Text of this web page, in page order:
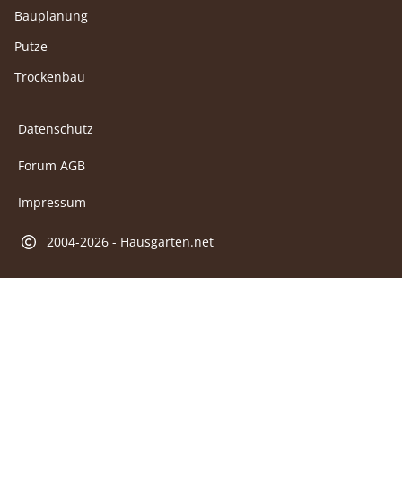
Bauplanung
Putze
Trockenbau
Datenschutz
Forum AGB
Impressum
2004-2026 - Hausgarten.net